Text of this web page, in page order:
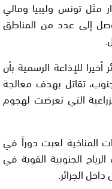
مثل تونس وليبيا ومالي
إلى عدد من المناطق
أخيرا للإذاعة الرسمية بأن
تقاتل بهدف معالجة
الزراعية التي تعرضت لهجوم
المناخية لعبت دوراً في
الجنوبية القوية في
الجزائر.